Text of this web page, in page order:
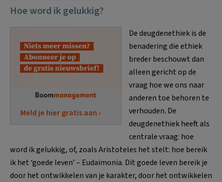
Hoe word ik gelukkig?
Meld je hier gratis aan ›
De deugdenethiek is de
benadering die ethiek
breder beschouwt dan
alleen gericht op de
vraag hoe we ons naar
anderen toe behoren te
verhouden. De
deugdenethiek heeft als
centrale vraag: hoe
word ik gelukkig, of, zoals Aristoteles het stelt: hoe bereik
ik het ‘goede leven’ – Eudaimonia. Dit goede leven bereik je
door het ontwikkelen van je karakter, door het ontwikkelen